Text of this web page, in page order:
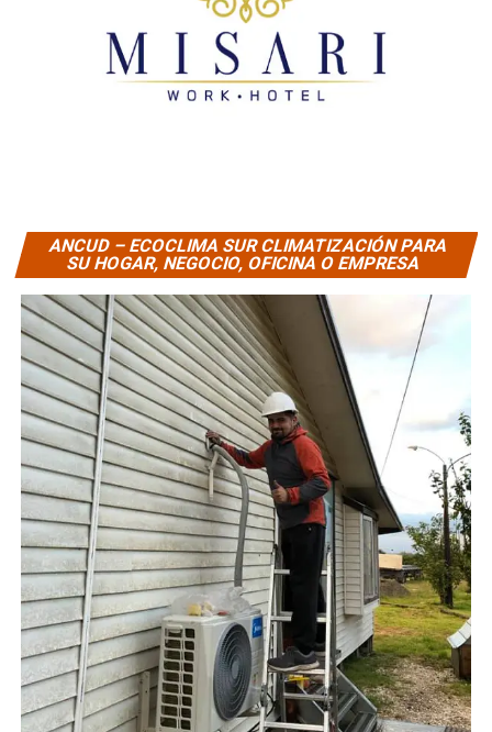
ANCUD – ECOCLIMA SUR CLIMATIZACIÓN PARA
SU HOGAR, NEGOCIO, OFICINA O EMPRESA